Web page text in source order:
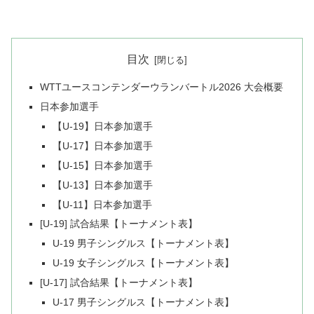
目次
WTTユースコンテンダーウランバートル2026 大会概要
日本参加選手
【U-19】日本参加選手
【U-17】日本参加選手
【U-15】日本参加選手
【U-13】日本参加選手
【U-11】日本参加選手
[U-19] 試合結果【トーナメント表】
U-19 男子シングルス【トーナメント表】
U-19 女子シングルス【トーナメント表】
[U-17] 試合結果【トーナメント表】
U-17 男子シングルス【トーナメント表】